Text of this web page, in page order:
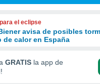
el eclipse
avisa de posibles
de calor en España
GRATIS la app de